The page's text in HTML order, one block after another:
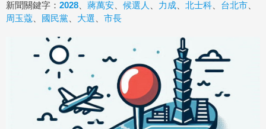
新聞關鍵字： 2028 蔣萬安 候選人 力成 北士科 台北市
周玉蔻
國民黨 大選 市長